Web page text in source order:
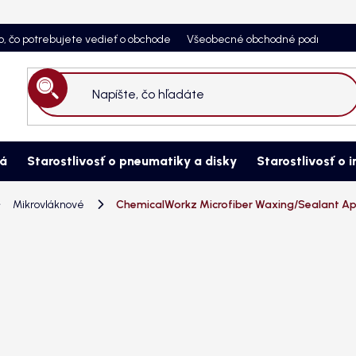
čo potrebujete vedieť o obchode Všeobecné obchodné podmienky
Hľadať
Starostlivosť o pneumatiky a disky Starostlivosť o
Mikrovláknové ChemicalWorkz Microfiber Waxing/Sealant